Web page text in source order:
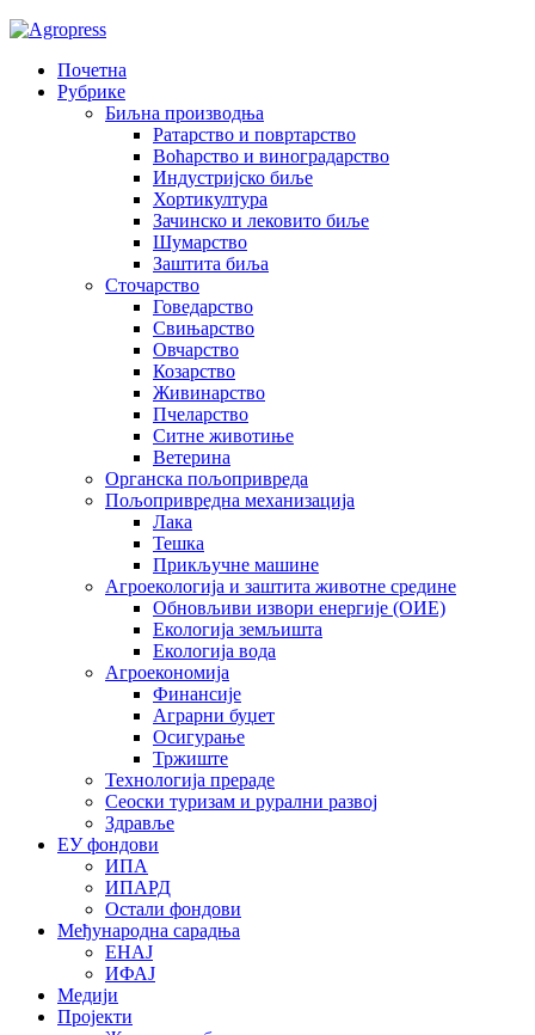
Почетна
Рубрике
Биљна производња
Ратарство и повртарство
Воћарство и виноградарство
Индустријско биље
Хортикултура
Зачинско и лековито биље
Шумарство
Заштита биља
Сточарство
Говедарство
Свињарство
Овчарство
Козарство
Живинарство
Пчеларство
Ситне животиње
Ветерина
Органска пољопривреда
Пољопривредна механизација
Лака
Тешка
Прикључне машине
Агроекологија и заштита животне средине
Обновљиви извори енергије (ОИЕ)
Екологија земљишта
Екологија вода
Агроекономија
Финансије
Аграрни буџет
Осигурање
Тржиште
Технологија прераде
Сеоски туризам и рурални развој
Здравље
ЕУ фондови
ИПА
ИПАРД
Остали фондови
Међународна сарадња
ЕНАЈ
ИФАЈ
Медији
Пројекти